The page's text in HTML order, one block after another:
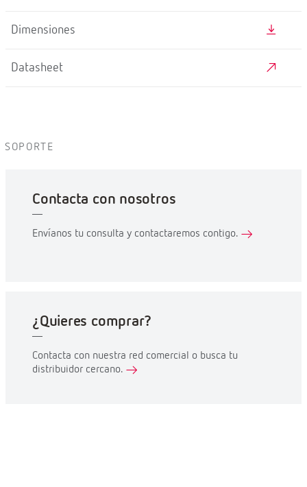
Dimensiones
Datasheet
SOPORTE
Contacta con nosotros
Envíanos tu consulta y contactaremos contigo.
¿Quieres comprar?
Contacta con nuestra red comercial o busca tu
distribuidor cercano.